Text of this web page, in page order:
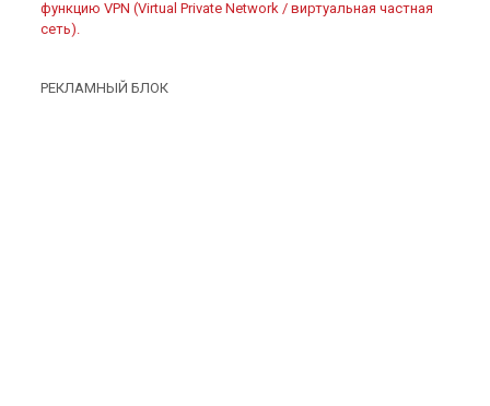
функцию VPN (Virtual Private Network / виртуальная частная
сеть).
РЕКЛАМНЫЙ БЛОК